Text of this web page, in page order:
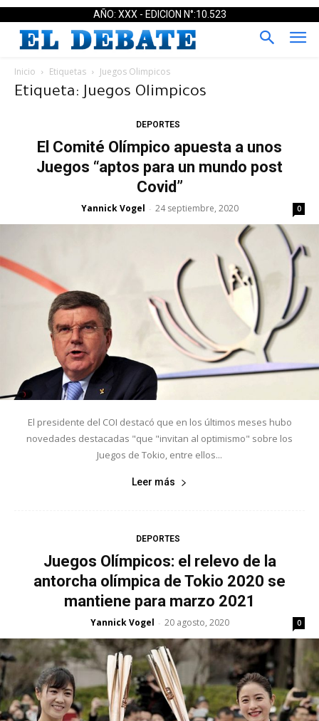
AÑO: XXX - EDICION N°:10.523
Inicio Etiquetas Juegos Olimpicos
Etiqueta: Juegos Olimpicos
DEPORTES
El Comité Olímpico apuesta a unos
Juegos “aptos para un mundo post
Covid”
Yannick Vogel - 24 septiembre, 2020 0
El presidente del COI destacó que en los últimos meses hubo
novedades destacadas "que "invitan al optimismo" sobre los
Juegos de Tokio, entre ellos...
Leer más
DEPORTES
Juegos Olímpicos: el relevo de la
antorcha olímpica de Tokio 2020 se
mantiene para marzo 2021
Yannick Vogel - 20 agosto, 2020 0